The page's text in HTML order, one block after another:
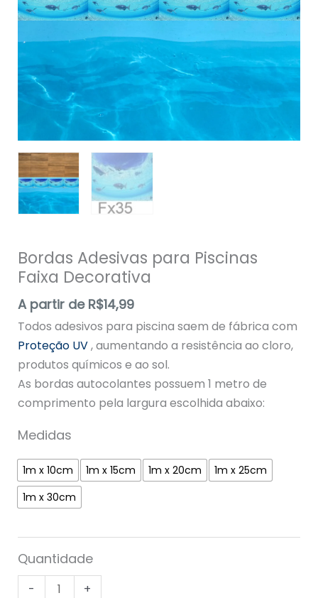
Bordas Adesivas para Piscinas
Faixa Decorativa
A partir de R$14,99
Todos adesivos para piscina saem de fábrica com
Proteção UV, aumentando a resistência ao cloro,
produtos químicos e ao sol.
As bordas autocolantes possuem 1 metro de
comprimento pela largura escolhida abaixo:
Medidas
1m x 10cm 1m x 15cm 1m x 20cm
1m x 25cm
1m x 30cm
Quantidade
- +